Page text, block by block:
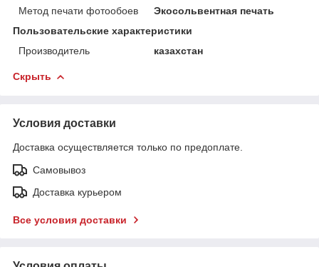
Метод печати фотообоев
Экосольвентная печать
Пользовательские характеристики
Производитель
казахстан
Скрыть
Условия доставки
Доставка осуществляется только по предоплате.
Самовывоз
Доставка курьером
Все условия доставки